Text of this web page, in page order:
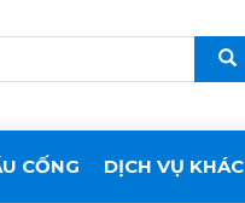
CỐNG DỊCH VỤ KHÁC